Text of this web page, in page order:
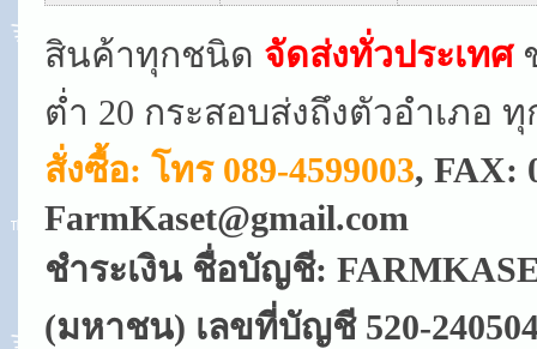
สินค้าทุกชนิด จัดส่งทั่วประเทศ
ต่ำ 20 กระสอบส่งถึงตัวอำเภอ
สั่งซื้อ: โทร 089-4599003, FAX:
FarmKaset@gmail.com
ชำระเงิน ชื่อบัญชี:
(มหาชน) เลขที่บัญชี 520-